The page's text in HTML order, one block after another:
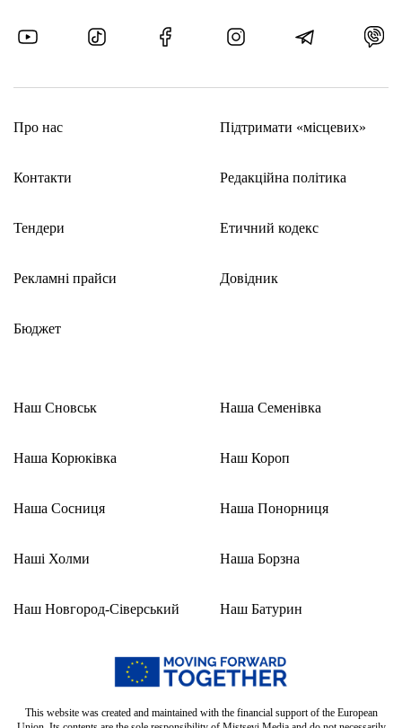
Про нас
Контакти
Тендери
Рекламні прайси
Бюджет
Підтримати «місцевих»
Редакційна політика
Етичний кодекс
Довідник
Наш Сновськ
Наша Корюківка
Наша Сосниця
Наші Холми
Наш Новгород-Сіверський
Наша Семенівка
Наш Короп
Наша Понорниця
Наша Борзна
Наш Батурин
This website was created and maintained with the financial support of the European